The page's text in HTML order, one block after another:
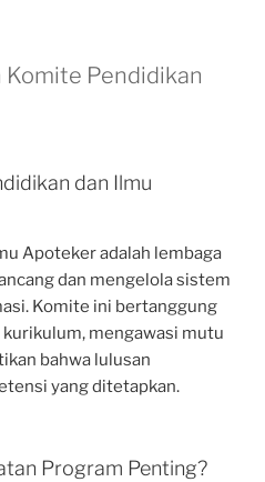
Komite Pendidikan
dan Ilmu
Apoteker adalah lembaga
dan mengelola sistem
Komite ini bertanggung
mengawasi mutu
bahwa lulusan
yang ditetapkan.
Program Penting?